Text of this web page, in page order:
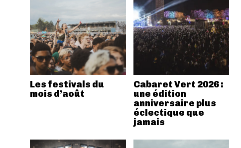
Les festivals du
mois d’août
Cabaret Vert 2026 :
une édition
anniversaire plus
éclectique que
jamais